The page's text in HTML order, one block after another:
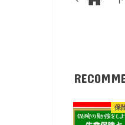
保